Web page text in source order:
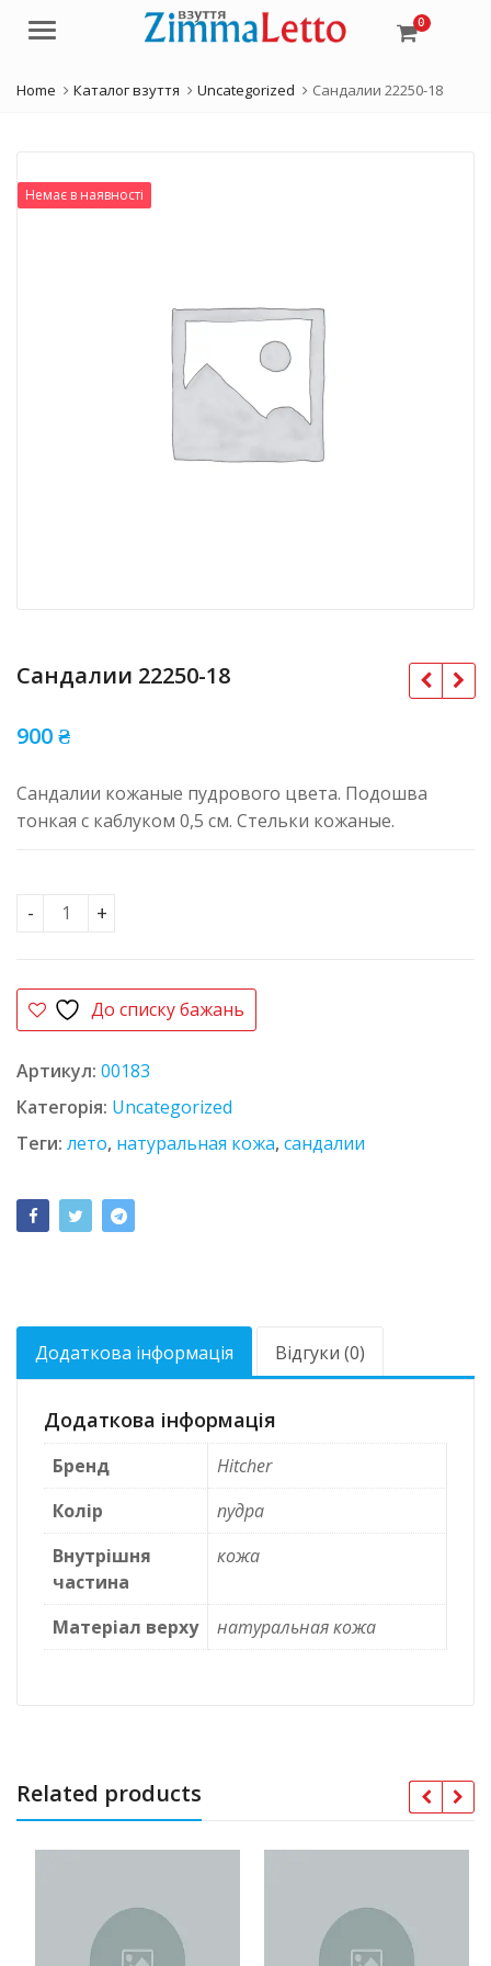
Menu 0
Home Каталог взуття Uncategorized Сандалии 22250-18
Немає в наявності
Сандалии 22250-18
900₴
Сандалии кожаные пудрового цвета. Подошва
тонкая с каблуком 0,5 см. Стельки кожаные.
Сандалии 22250-18 кількість
До списку бажань
Артикул: 00183
Категорія: Uncategorized
Теги: лето, натуральная кожа,сандалии
Додаткова інформація Відгуки (0)
Додаткова інформація
Бренд
Hitcher
Колір
пудра
Внутрішня
частина
кожа
Матеріал верху натуральная кожа
Related products